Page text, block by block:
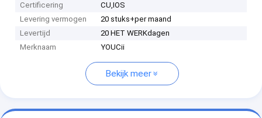
Certificering
CU,IOS
Levering vermogen
20 stuks+per maand
Levertijd
20 HET WERKdagen
Merknaam
YOUCii
Bekijk meer